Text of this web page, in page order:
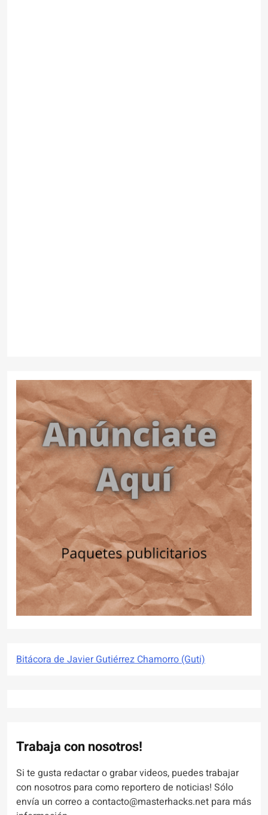
Bitácora de Javier Gutiérrez Chamorro (Guti)
Trabaja con nosotros!
Si te gusta redactar o grabar videos, puedes trabajar
con nosotros para como reportero de noticias! Sólo
envía un correo a contacto@masterhacks.net para más